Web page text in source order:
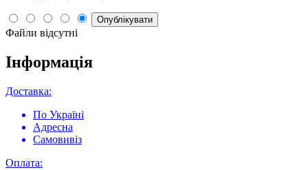
Опублікувати
Файли відсутні
Інформація
Доставка:
По Україні
Адресна
Самовивіз
Оплата: